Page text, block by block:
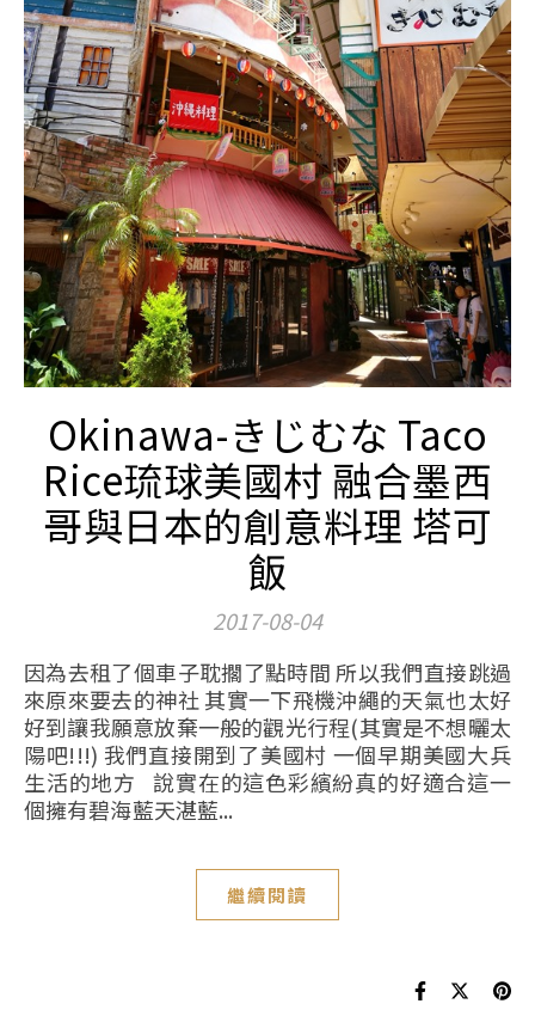
Okinawa-きじむな Taco
Rice琉球美國村 融合墨西
哥與日本的創意料理 塔可
飯
2017-08-04
因為去租了個車子耽擱了點時間 所以我們直接跳過
來原來要去的神社 其實一下飛機沖繩的天氣也太好
好到讓我願意放棄一般的觀光行程(其實是不想曬太
陽吧!!!) 我們直接開到了美國村 一個早期美國大兵
生活的地方 說實在的這色彩繽紛真的好適合這一
個擁有碧海藍天湛藍...
繼續閱讀